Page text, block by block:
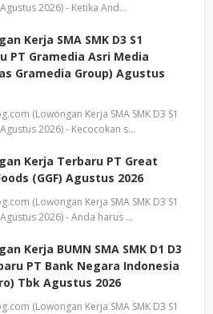
2026) - Ketika And…
Kerja SMA SMK D3 S1
PT Gramedia Asri Media
Gramedia Group) Agustus
(Lowongan Kerja SMA SMK D3 S1
2026) - Kecocokan s…
Kerja Terbaru PT Great
(GGF) Agustus 2026
(Lowongan Kerja SMA SMK D3 S1
2026) - Anda harus …
Kerja BUMN SMA SMK D1 D3
PT Bank Negara Indonesia
Tbk Agustus 2026
(Lowongan Kerja SMA SMK D3 S1